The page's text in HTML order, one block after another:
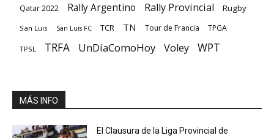
Qatar 2022 Rally Argentino Rally Provincial Rugby
San Luis San Luis FC TCR TN Tour de Francia TPGA
TPSL TRFA UnDíaComoHoy Voley WPT
MÁS INFO
El Clausura de la Liga Provincial de